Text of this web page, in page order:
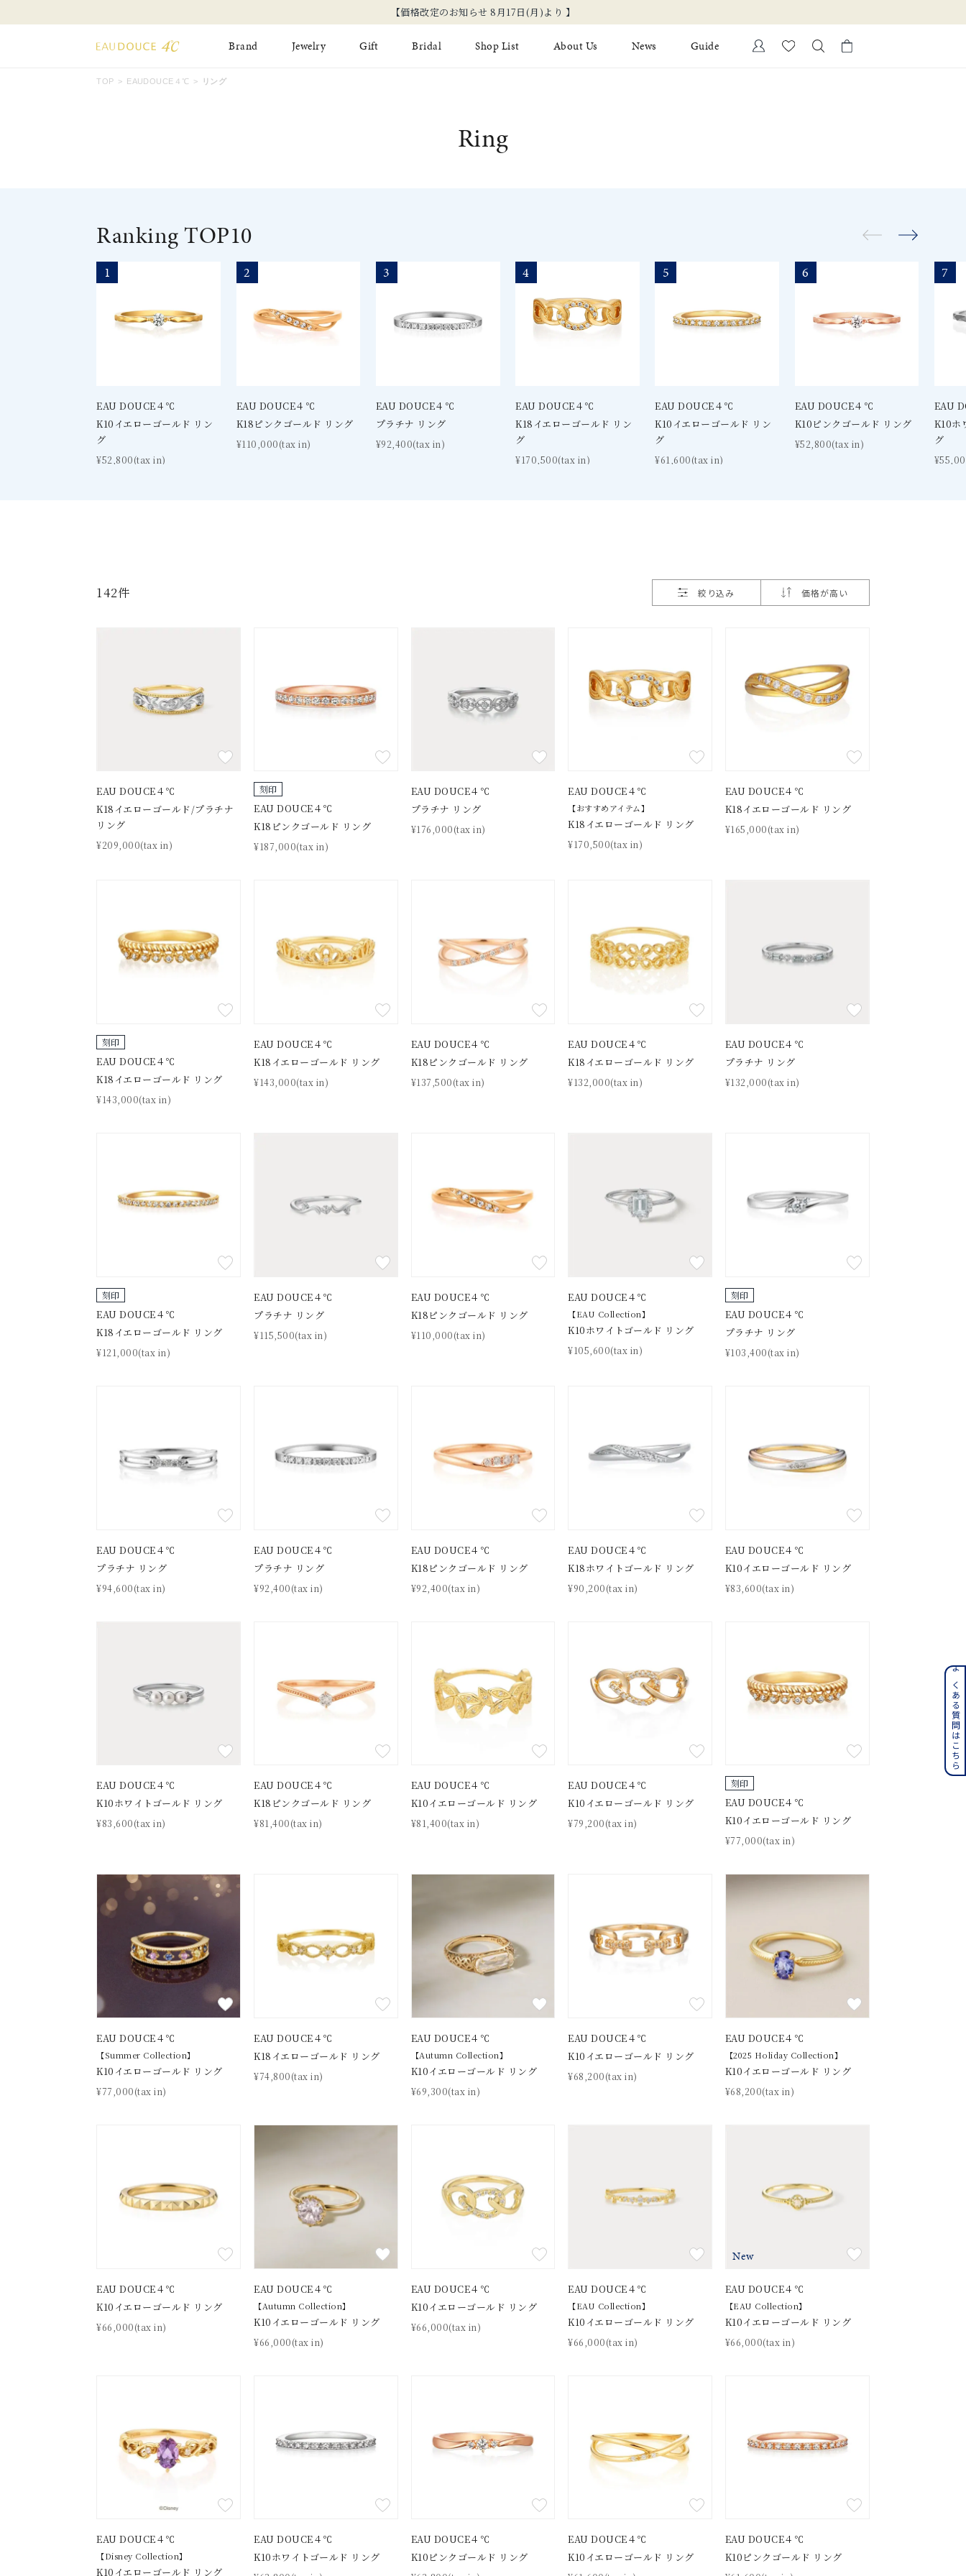
【価格改定のお知らせ 8月17日(月)より 】
Brand Jewelry Gift Bridal Shop List About Us News Guide
人気検索キーワード #エタニティ
ブランド
K7 ゴールド ステンレス
ホワイトカラー
2月の誕生石 4月の誕生石
6月の誕生石
7月の誕生石
8月の誕生石 9月の誕生石 10月の誕生石 11月の誕生石 12月の誕生石
モチーフ
しずく 一粒 三石 ライン 馬蹄
フラワー
石の色
ブラウン
ファッションテイスト フェミニン エレガント カジュアル フォーマル モード シンプル ユニセックス
着用シーン
コレクション
公式オンラインショップ限定
レディース
価格
TOP EAUDOUCE４℃ リング
Ring
Ranking TOP10
1
EAU DOUCE４℃
K10イエローゴールド リン
グ
¥52,800(tax in)
2
EAU DOUCE４℃
K18ピンクゴールド リング
¥110,000(tax in)
3
EAU DOUCE４℃
プラチナ リング
¥92,400(tax in)
4
EAU DOUCE４℃
K18イエローゴールド リン
グ
¥170,500(tax in)
5
EAU DOUCE４℃
K10イエローゴールド リン
グ
¥61,600(tax in)
6
EAU DOUCE４℃
K10ピンクゴールド リング
¥52,800(tax in)
7
EAU
K10ホ
グ
142件 絞り込み 価格が高い
EAU DOUCE４℃
K18イエローゴールド/プラチナ
リング
¥209,000(tax in)
刻印
EAU DOUCE４℃
K18ピンクゴールド リング
¥187,000(tax in)
EAU DOUCE４℃
プラチナ リング
¥176,000(tax in)
EAU DOUCE４℃
【おすすめアイテム】
K18イエローゴールド リング
¥170,500(tax in)
EAU DOUCE４℃
K18イエローゴールド リング
¥165,000(tax in)
刻印
EAU DOUCE４℃
K18イエローゴールド リング
¥143,000(tax in)
EAU DOUCE４℃
K18イエローゴールド リング
¥143,000(tax in)
EAU DOUCE４℃
K18ピンクゴールド リング
¥137,500(tax in)
EAU DOUCE４℃
K18イエローゴールド リング
¥132,000(tax in)
EAU DOUCE４℃
プラチナ リング
¥132,000(tax in)
刻印
EAU DOUCE４℃
K18イエローゴールド リング
¥121,000(tax in)
EAU DOUCE４℃
プラチナ リング
¥115,500(tax in)
EAU DOUCE４℃
K18ピンクゴールド リング
¥110,000(tax in)
EAU DOUCE４℃
【EAU Collection】
K10ホワイトゴールド リング
¥105,600(tax in)
刻印
EAU DOUCE４℃
プラチナ リング
¥103,400(tax in)
EAU DOUCE４℃
プラチナ リング
¥94,600(tax in)
EAU DOUCE４℃
プラチナ リング
¥92,400(tax in)
EAU DOUCE４℃
K18ピンクゴールド リング
¥92,400(tax in)
EAU DOUCE４℃
K18ホワイトゴールド リング
¥90,200(tax in)
EAU DOUCE４℃
K10イエローゴールド リング
¥83,600(tax in)
EAU DOUCE４℃
K10ホワイトゴールド リング
¥83,600(tax in)
EAU DOUCE４℃
K18ピンクゴールド リング
¥81,400(tax in)
EAU DOUCE４℃
K10イエローゴールド リング
¥81,400(tax in)
EAU DOUCE４℃
K10イエローゴールド リング
¥79,200(tax in)
刻印
EAU DOUCE４℃
K10イエローゴールド リング
¥77,000(tax in)
EAU DOUCE４℃
【Summer Collection】
K10イエローゴールド リング
¥77,000(tax in)
EAU DOUCE４℃
K18イエローゴールド リング
¥74,800(tax in)
EAU DOUCE４℃
【Autumn Collection】
K10イエローゴールド リング
¥69,300(tax in)
EAU DOUCE４℃
K10イエローゴールド リング
¥68,200(tax in)
EAU DOUCE４℃
【2025 Holiday Collection】
K10イエローゴールド リング
¥68,200(tax in)
EAU DOUCE４℃
K10イエローゴールド リング
¥66,000(tax in)
EAU DOUCE４℃
【Autumn Collection】
K10イエローゴールド リング
¥66,000(tax in)
EAU DOUCE４℃
K10イエローゴールド リング
¥66,000(tax in)
EAU DOUCE４℃
【EAU Collection】
K10イエローゴールド リング
¥66,000(tax in)
New
EAU DOUCE４℃
【EAU Collection】
K10イエローゴールド リング
¥66,000(tax in)
EAU DOUCE４℃
【Disney Collection】
K10イエローゴールド リング
EAU DOUCE４℃
K10ホワイトゴールド リング
EAU DOUCE４℃
K10ピンクゴールド リング
EAU DOUCE４℃
K10イエローゴールド リング
EAU DOUCE４℃
K10ピンクゴールド リング
よくある質問はこちら